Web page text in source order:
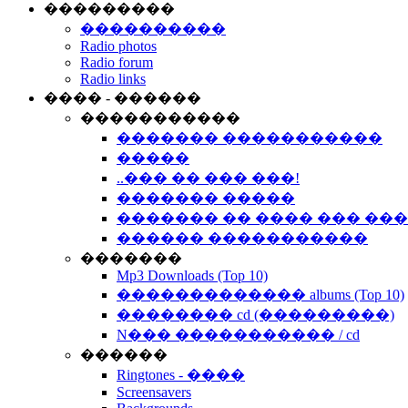
���������
����������
Radio photos
Radio forum
Radio links
���� - ������
�����������
������� �����������
�����
..��� �� ��� ���!
������� �����
������� �� ���� ���
������ �����������
�������
Mp3 Downloads (Top 10)
������������� albums (Top 10)
�������� cd (���������)
N��� ����������� / cd
������
Ringtones - ����
Screensavers